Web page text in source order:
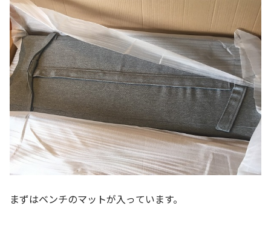
まずはベンチのマットが入っています。